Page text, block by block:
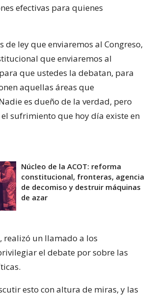
efectivas para quienes
de ley que enviaremos al Congreso,
que enviaremos al
que ustedes la debatan, para
aquellas áreas que
es dueño de la verdad, pero
sufrimiento que hoy día existe en
Núcleo de la ACOT: reforma
constitucional, fronteras, agencia
de decomiso y destruir máquinas
de azar
realizó un llamado a los
el debate por sobre las
esto con altura de miras, y las